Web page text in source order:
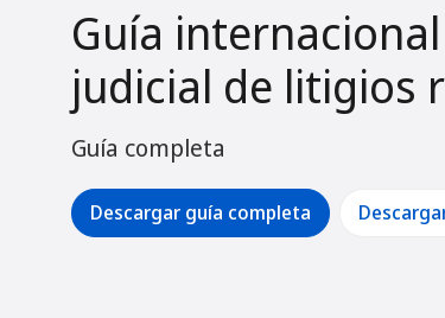
Guía
judicial de litigios
Guía completa
Descargar guía completa